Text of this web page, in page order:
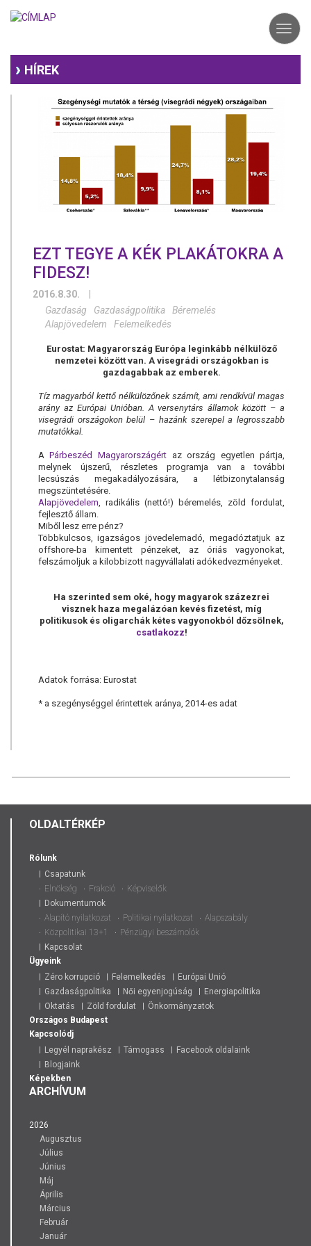
HÍREK
EZT TEGYE A KÉK PLAKÁTOKRA A
FIDESZ!
2016.8.30.
Gazdaság
Gazdaságpolitika
Béremelés
Alapjövedelem
Felemelkedés
Eurostat: Magyarország Európa leginkább nélkülöző
nemzetei között van. A visegrádi országokban is
gazdagabbak az emberek.
Tíz magyarból kettő nélkülözőnek számít, ami rendkívül magas
arány az Európai Unióban. A versenytárs államok között – a
visegrádi országokon belül – hazánk szerepel a legrosszabb
mutatókkal.
APárbeszéd Magyarországértaz ország egyetlen pártja,
melynek újszerű, részletes programja van a további
lecsúszás megakadályozására, a létbizonytalanság
megszüntetésére.
Alapjövedelem , radikális (nettó!) béremelés, zöld fordulat,
fejlesztő állam.
Miből lesz erre pénz?
Többkulcsos, igazságos jövedelemadó, megadóztatjuk az
offshore-ba kimentett pénzeket, az óriás vagyonokat,
felszámoljuk a kilobbizott nagyvállalati adókedvezményeket.
Ha szerinted sem oké, hogy magyarok százezrei
visznek haza megalázóan kevés fizetést, míg
politikusok és oligarchák kétes vagyonokból dőzsölnek,
csatlakozz!
Adatok forrása: Eurostat
* a szegénységgel érintettek aránya, 2014-es adat
OLDALTÉRKÉP
Rólunk
Csapatunk
Elnökség
Frakció
Képviselők
Dokumentumok
Alapító nyilatkozat
Politikai nyilatkozat
Alapszabály
Közpolitikai 13+1
Pénzügyi beszámolók
Kapcsolat
Ügyeink
Zéro korrupció
Felemelkedés
Európai Unió
Gazdaságpolitika
Női egyenjogúság
Energiapolitika
Oktatás
Zöld fordulat
Önkormányzatok
Országos Budapest
Kapcsolódj
Legyél naprakész
Támogass
Facebook oldalaink
Blogjaink
Képekben
ARCHÍVUM
2026
Augusztus
Július
Június
Máj
Április
Március
Február
Január